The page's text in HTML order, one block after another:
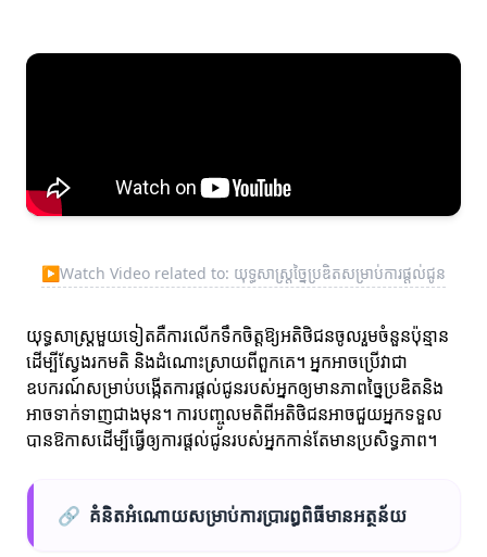
▶Watch Video related to: យុទ្ធសាស្ត្រច្នៃប្រឌិតសម្រាប់ការផ្តល់ជូន
យុទ្ធសាស្ត្រមួយទៀតគឺការលើកទឹកចិត្តឱ្យអតិថិជនចូលរួមចំនួនប៉ុន្មាន
ដើម្បីស្វែងរកមតិ និងដំណោះស្រាយពីពួកគេ។ អ្នកអាចប្រើវាជា
ឧបករណ៍សម្រាប់បង្កើតការផ្តល់ជូនរបស់អ្នកឲ្យមានភាពច្នៃប្រឌិតនិង
អាចទាក់ទាញជាងមុន។ ការបញ្ចូលមតិពីអតិថិជនអាចជួយអ្នកទទួល
បានឱកាសដើម្បីធ្វើឲ្យការផ្តល់ជូនរបស់អ្នកកាន់តែមានប្រសិទ្ធភាព។
🔗 គំនិតអំណោយសម្រាប់ការប្រារព្ធពិធីមានអត្ថន័យ